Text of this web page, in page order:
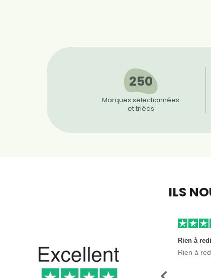
250
Marques sélectionnées
et triées
ILS
Rien à
Rien à